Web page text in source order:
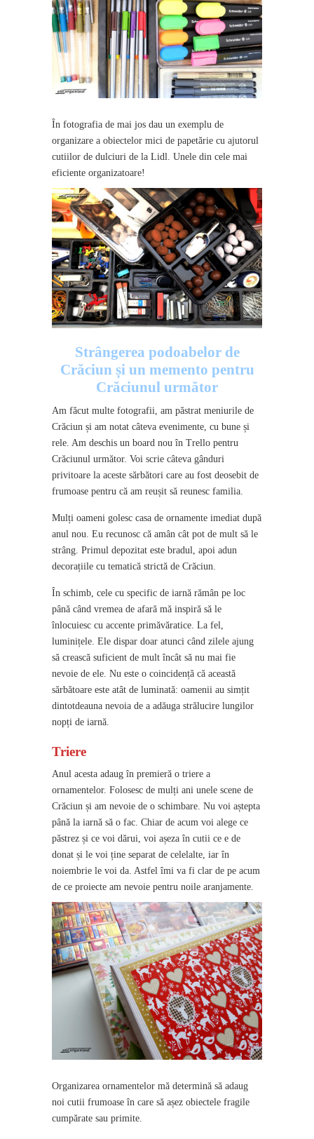
În fotografia de mai jos dau un exemplu de
organizare a obiectelor mici de papetărie cu ajutorul
cutiilor de dulciuri de la Lidl. Unele din cele mai
eficiente organizatoare!
Strângerea podoabelor de
Crăciun și un memento pentru
Crăciunul următor
Am făcut multe fotografii, am păstrat meniurile de
Crăciun și am notat câteva evenimente, cu bune și
rele. Am deschis un board nou în Trello pentru
Crăciunul următor. Voi scrie câteva gânduri
privitoare la aceste sărbători care au fost deosebit de
frumoase pentru că am reușit să reunesc familia.
Mulți oameni golesc casa de ornamente imediat după
anul nou. Eu recunosc că amân cât pot de mult să le
strâng. Primul depozitat este bradul, apoi adun
decorațiile cu tematică strictă de Crăciun.
În schimb, cele cu specific de iarnă rămân pe loc
până când vremea de afară mă inspiră să le
înlocuiesc cu accente primăvăratice. La fel,
luminițele. Ele dispar doar atunci când zilele ajung
să crească suficient de mult încât să nu mai fie
nevoie de ele. Nu este o coincidență că această
sărbătoare este atât de luminată: oamenii au simțit
dintotdeauna nevoia de a adăuga strălucire lungilor
nopți de iarnă.
Triere
Anul acesta adaug în premieră o triere a
ornamentelor. Folosesc de mulți ani unele scene de
Crăciun și am nevoie de o schimbare. Nu voi aștepta
până la iarnă să o fac. Chiar de acum voi alege ce
păstrez și ce voi dărui, voi așeza în cutii ce e de
donat și le voi ține separat de celelalte, iar în
noiembrie le voi da. Astfel îmi va fi clar de pe acum
de ce proiecte am nevoie pentru noile aranjamente.
Organizarea ornamentelor mă determină să adaug
noi cutii frumoase în care să așez obiectele fragile
cumpărate sau primite.